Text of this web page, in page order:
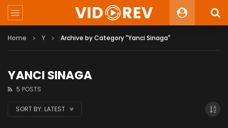
Home Y Archive by Category "Yanci Sinaga"
YANCI SINAGA
5 POSTS
SORT BY: LATEST